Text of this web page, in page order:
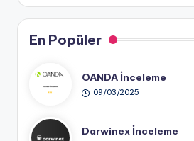
En Popüler
OANDA İnceleme
09/03/2025
Darwinex İnceleme